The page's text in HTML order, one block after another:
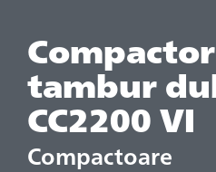
tambur
CC2200 VI
Compactoare